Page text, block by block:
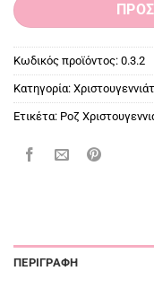
Κωδικός προϊόντος: 0.3.2
Κατηγορία:
Ετικέτα: Ροζ
ΠΕΡΙΓΡΑΦΉ